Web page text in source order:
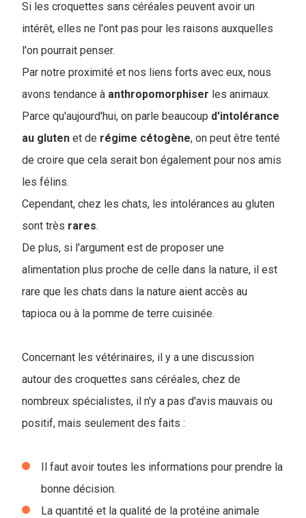
Si les croquettes sans céréales peuvent avoir un
intérêt, elles ne l'ont pas pour les raisons auxquelles
l'on pourrait penser.
Par notre proximité et nos liens forts avec eux, nous
avons tendance à anthropomorphiser les animaux.
Parce qu'aujourd'hui, on parle beaucoup d'intolérance
au gluten et de régime cétogène, on peut être tenté
de croire que cela serait bon également pour nos amis
les félins.
Cependant, chez les chats, les intolérances au gluten
sont très rares.
De plus, si l'argument est de proposer une
alimentation plus proche de celle dans la nature, il est
rare que les chats dans la nature aient accès au
tapioca ou à la pomme de terre cuisinée.
Concernant les vétérinaires, il y a une discussion
autour des croquettes sans céréales, chez de
nombreux spécialistes, il n'y a pas d'avis mauvais ou
positif, mais seulement des faits :
Il faut avoir toutes les informations pour prendre la
bonne décision.
La quantité et la qualité de la protéine animale